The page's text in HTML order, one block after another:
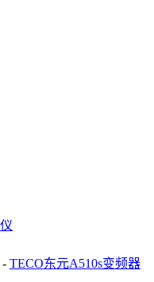
- TECO东元A510s变频器